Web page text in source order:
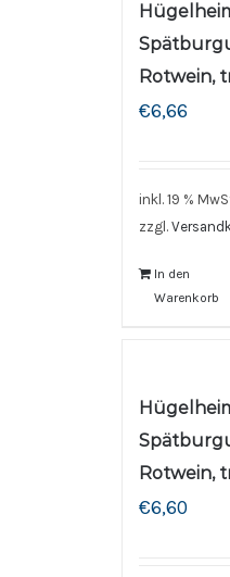
Rotwein,
€6,66
inkl. 19 %
zzgl.
In den
Warenkorb
Rotwein,
€6,60